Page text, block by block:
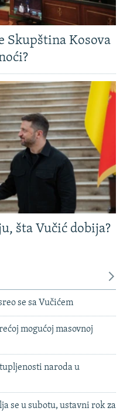
Skupština Kosova
šta Vučić dobija?
se sa Vučićem
mogućoj masovnoj
naroda u
se u subotu, ustavni rok za